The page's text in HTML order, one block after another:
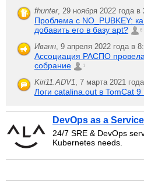
fhunter, 29 ноября 2022 года
Проблема с NO_PUBKEY:
добавить его в базу apt?
6
Иванн, 9 апреля 2022 года в
Ассоциация РАСПО
собрание
1
Kiri11.ADV1, 7 марта 2021
Логи catalina.out в TomCat
DevOps as a
24/7 SRE & DevOps
Kubernetes needs.